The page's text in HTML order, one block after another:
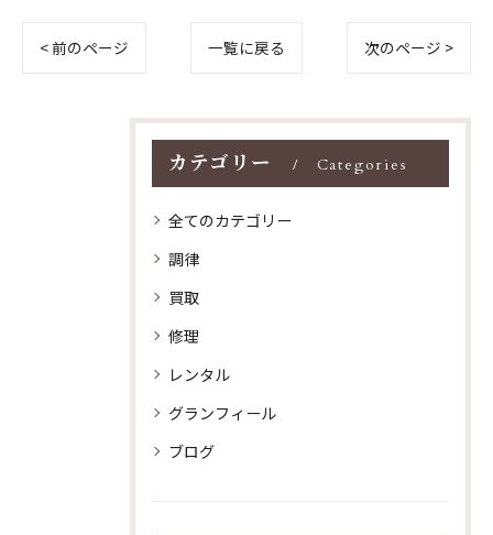
< 前のページ 一覧に戻る 次のページ >
カテゴリー Categories
全てのカテゴリー
調律
買取
修理
レンタル
グランフィール
ブログ